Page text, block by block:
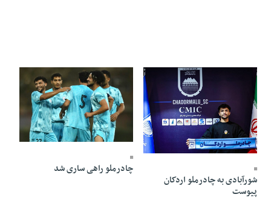
12 Mordad 1405 - 18:31
شورآبادی به چادرملو اردکان
پیوست
چادرملو راهی ساری شد